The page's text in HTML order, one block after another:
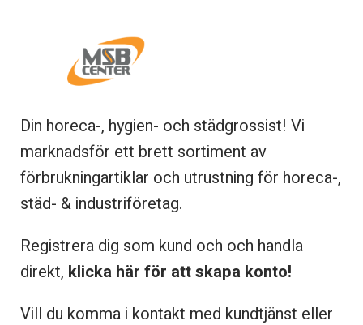
Din horeca-, hygien- och städgrossist! Vi
marknadsför ett brett sortiment av
förbrukningartiklar och utrustning för horeca-,
städ- & industriföretag.
Registrera dig som kund och och handla
direkt, klicka här för att skapa konto!
Vill du komma i kontakt med kundtjänst eller